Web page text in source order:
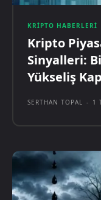
KRIPTO HABERLERI
Kripto
Sinyalleri:
Yükseliş
SERTHAN TOPAL - 1